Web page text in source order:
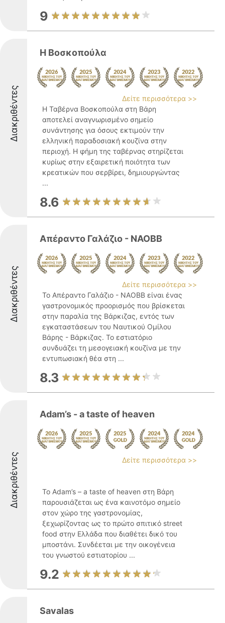
9
Διακριθέντες
Η Βοσκοπούλα
Δείτε περισσότερα >>
Η Ταβέρνα Βοσκοπούλα στη Βάρη
αποτελεί αναγνωρισμένο σημείο
συνάντησης για όσους εκτιμούν την
ελληνική παραδοσιακή κουζίνα στην
περιοχή. Η φήμη της ταβέρνας στηρίζεται
κυρίως στην εξαιρετική ποιότητα των
κρεατικών που σερβίρει, δημιουργώντας
...
8.6
Διακριθέντες
Απέραντο Γαλάζιο - ΝΑΟΒΒ
Δείτε περισσότερα >>
Το Απέραντο Γαλάζιο - ΝΑΟΒΒ είναι ένας
γαστρονομικός προορισμός που βρίσκεται
στην παραλία της Βάρκιζας, εντός των
εγκαταστάσεων του Ναυτικού Ομίλου
Βάρης - Βάρκιζας. Το εστιατόριο
συνδυάζει τη μεσογειακή κουζίνα με την
εντυπωσιακή θέα στη ...
8.3
Διακριθέντες
Adam’s - a taste of heaven
Δείτε περισσότερα >>
Το Adam’s – a taste of heaven στη Βάρη
παρουσιάζεται ως ένα καινοτόμο σημείο
στον χώρο της γαστρονομίας,
ξεχωρίζοντας ως το πρώτο σπιτικό street
food στην Ελλάδα που διαθέτει δικό του
μποστάνι. Συνδέεται με την οικογένεια
του γνωστού εστιατορίου ...
9.2
Savalas